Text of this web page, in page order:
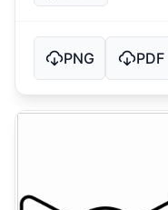
PNG PDF